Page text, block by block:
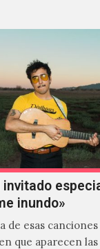
inundo»
de esas
que aparecen las